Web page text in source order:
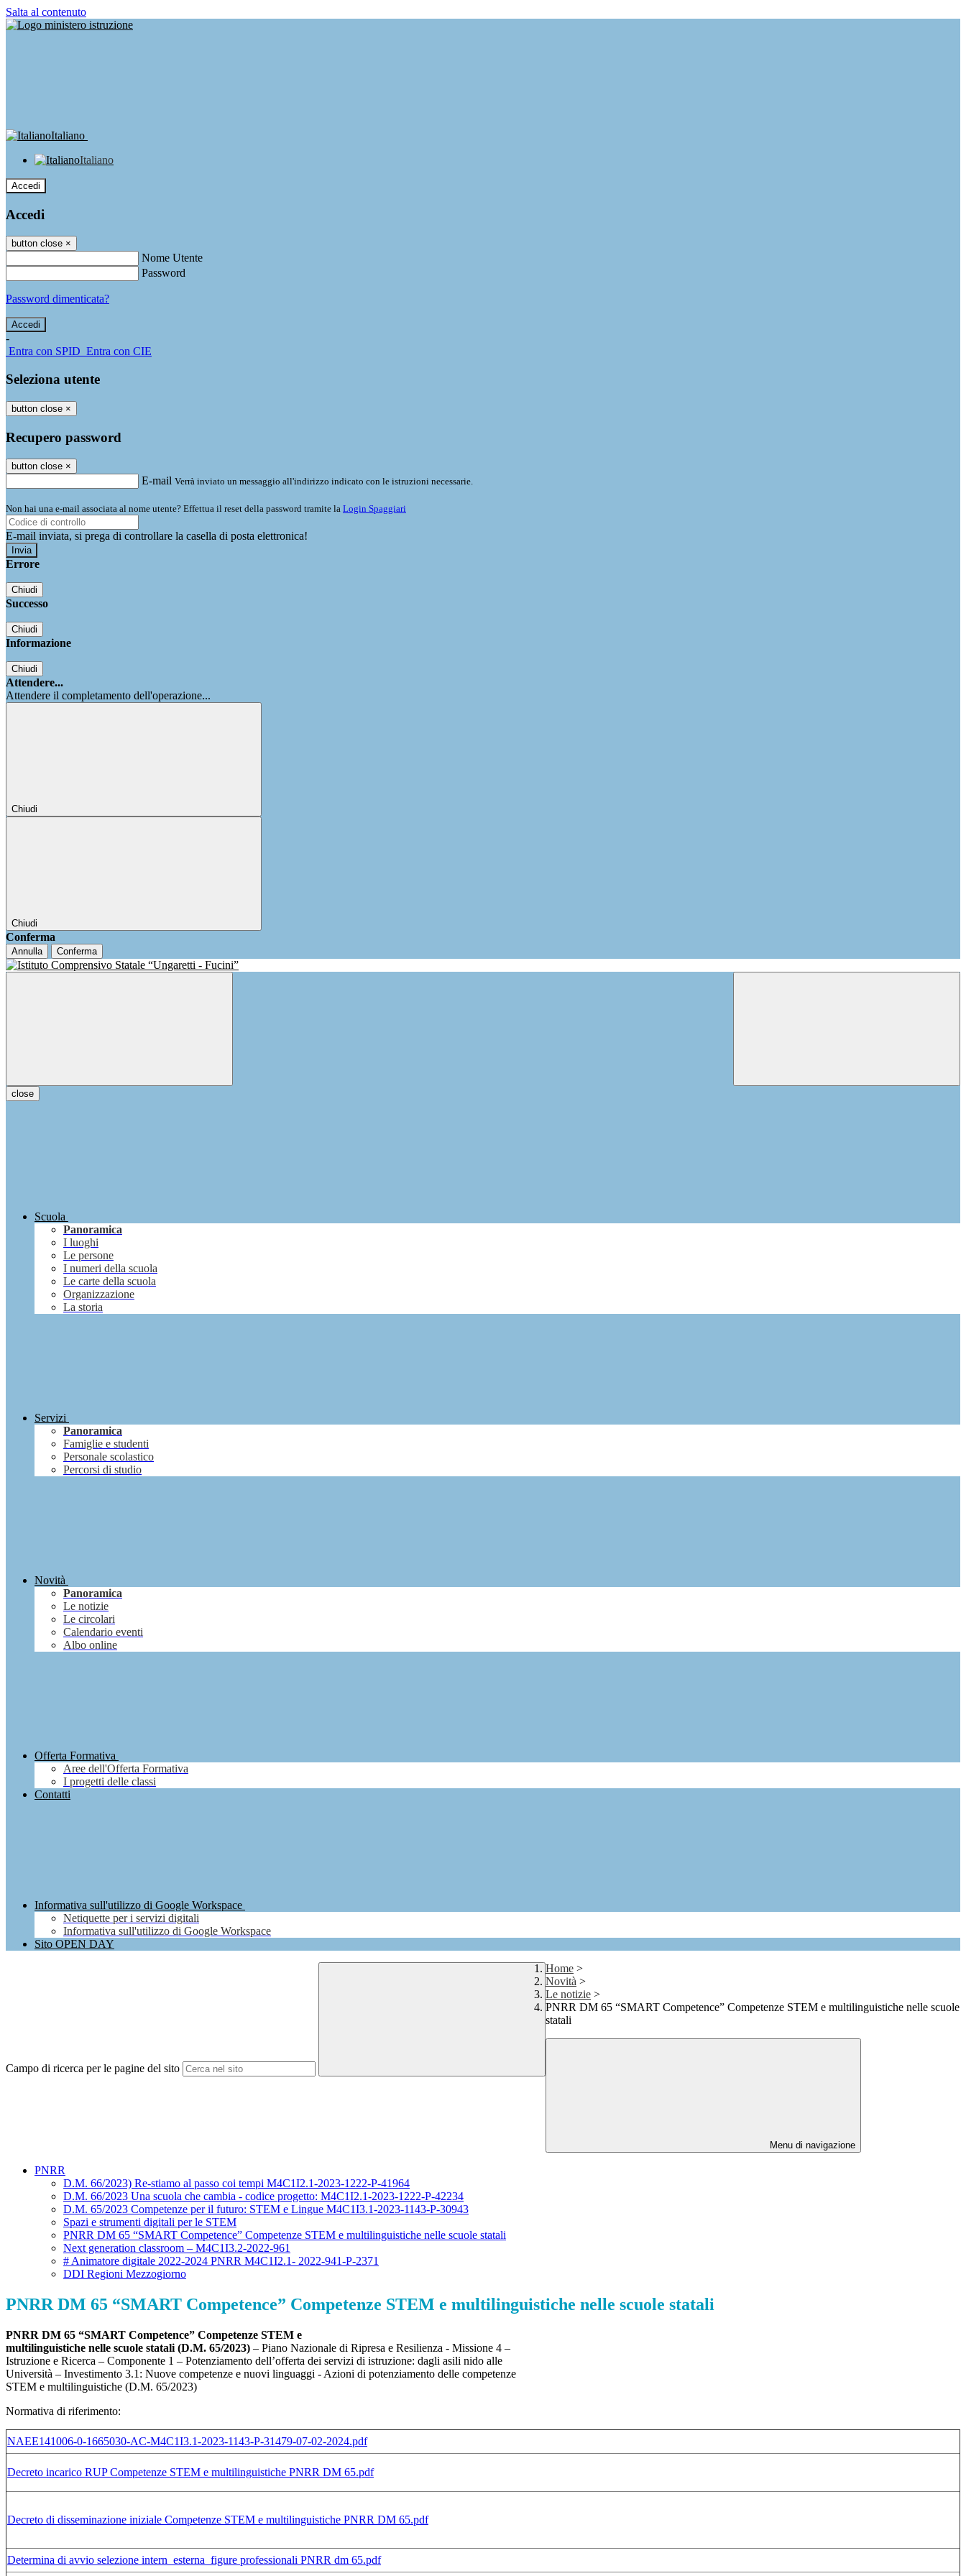
Salta al contenuto
Italiano
Italiano
Accedi
Accedi
button close ×
Nome Utente
Password
Password dimenticata?
-
Entra con SPID Entra con CIE
Seleziona utente
button close ×
Recupero password
button close ×
E-mail Verrà inviato un messaggio all'indirizzo indicato con le istruzioni necessarie.
Non hai una e-mail associata al nome utente? Effettua il reset della password tramite la Login Spaggiari
E-mail inviata, si prega di controllare la casella di posta elettronica!
Errore
Chiudi
Successo
Chiudi
Informazione
Chiudi
Attendere...
Attendere il completamento dell'operazione...
Chiudi
Chiudi
Conferma
Annulla Conferma
close
Scuola
Panoramica
I luoghi
Le persone
I numeri della scuola
Le carte della scuola
Organizzazione
La storia
Servizi
Panoramica
Famiglie e studenti
Personale scolastico
Percorsi di studio
Novità
Panoramica
Le notizie
Le circolari
Calendario eventi
Albo online
Offerta Formativa
Aree dell'Offerta Formativa
I progetti delle classi
Contatti
Informativa sull'utilizzo di Google Workspace
Netiquette per i servizi digitali
Informativa sull'utilizzo di Google Workspace
Sito OPEN DAY
Campo di ricerca per le pagine del sito
Home >
Novità >
Le notizie >
PNRR DM 65 “SMART Competence” Competenze STEM e multilinguistiche nelle scuole
statali
Menu di navigazione
PNRR
D.M. 66/2023) Re-stiamo al passo coi tempi M4C1I2.1-2023-1222-P-41964
D.M. 66/2023 Una scuola che cambia - codice progetto: M4C1I2.1-2023-1222-P-42234
D.M. 65/2023 Competenze per il futuro: STEM e Lingue M4C1I3.1-2023-1143-P-30943
Spazi e strumenti digitali per le STEM
PNRR DM 65 “SMART Competence” Competenze STEM e multilinguistiche nelle scuole statali
Next generation classroom – M4C1I3.2-2022-961
# Animatore digitale 2022-2024 PNRR M4C1I2.1- 2022-941-P-2371
DDI Regioni Mezzogiorno
PNRR DM 65 “SMART Competence” Competenze STEM e multilinguistiche nelle scuole statali
PNRR DM 65 “SMART Competence” Competenze STEM e
multilinguistiche nelle scuole statali (D.M. 65/2023) – Piano Nazionale di Ripresa e Resilienza - Missione 4 –
Istruzione e Ricerca – Componente 1 – Potenziamento dell’offerta dei servizi di istruzione: dagli asili nido alle
Università – Investimento 3.1: Nuove competenze e nuovi linguaggi - Azioni di potenziamento delle competenze
STEM e multilinguistiche (D.M. 65/2023)
Normativa di riferimento:
NAEE141006-0-1665030-AC-M4C1I3.1-2023-1143-P-31479-07-02-2024.pdf
Decreto incarico RUP Competenze STEM e multilinguistiche PNRR DM 65.pdf
Decreto di disseminazione iniziale Competenze STEM e multilinguistiche PNRR DM 65.pdf
Determina di avvio selezione intern_esterna_figure professionali PNRR dm 65.pdf